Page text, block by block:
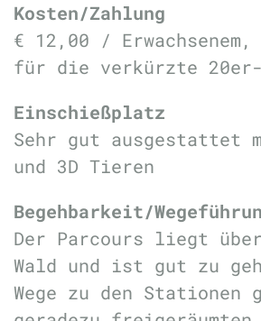
Kosten/Zahlung
€ 12,00 /
für die verkürzte 20er-
Einschießplatz
Sehr gut ausgestattet
und 3D Tieren
Begehbarkeit/
Der Parcours liegt
Wald und ist gut zu
Wege zu den Stationen